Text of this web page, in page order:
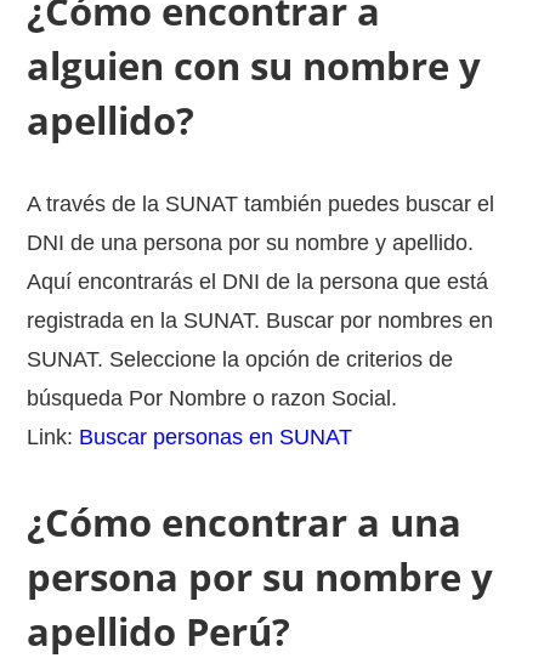
¿Cómo encontrar a
alguien con su nombre y
apellido?
A través de la SUNAT también puedes buscar el
DNI de una persona por su nombre y apellido.
Aquí encontrarás el DNI de la persona que está
registrada en la SUNAT. Buscar por nombres en
SUNAT. Seleccione la opción de criterios de
búsqueda Por Nombre o razon Social.
Link: Buscar personas en SUNAT
¿Cómo encontrar a una
persona por su nombre y
apellido Perú?